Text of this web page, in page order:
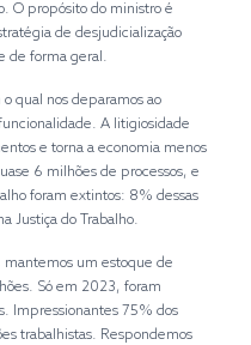
O propósito do ministro é
de desjudicialização
de forma geral.
qual nos deparamos ao
A litigiosidade
e torna a economia menos
6 milhões de processos, e
foram extintos: 8% dessas
Justiça do Trabalho.
mantemos um estoque de
Só em 2023, foram
Impressionantes 75% dos
trabalhistas. Respondemos